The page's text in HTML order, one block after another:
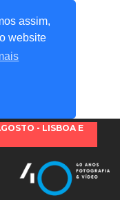
assim,
website
- LISBOA E